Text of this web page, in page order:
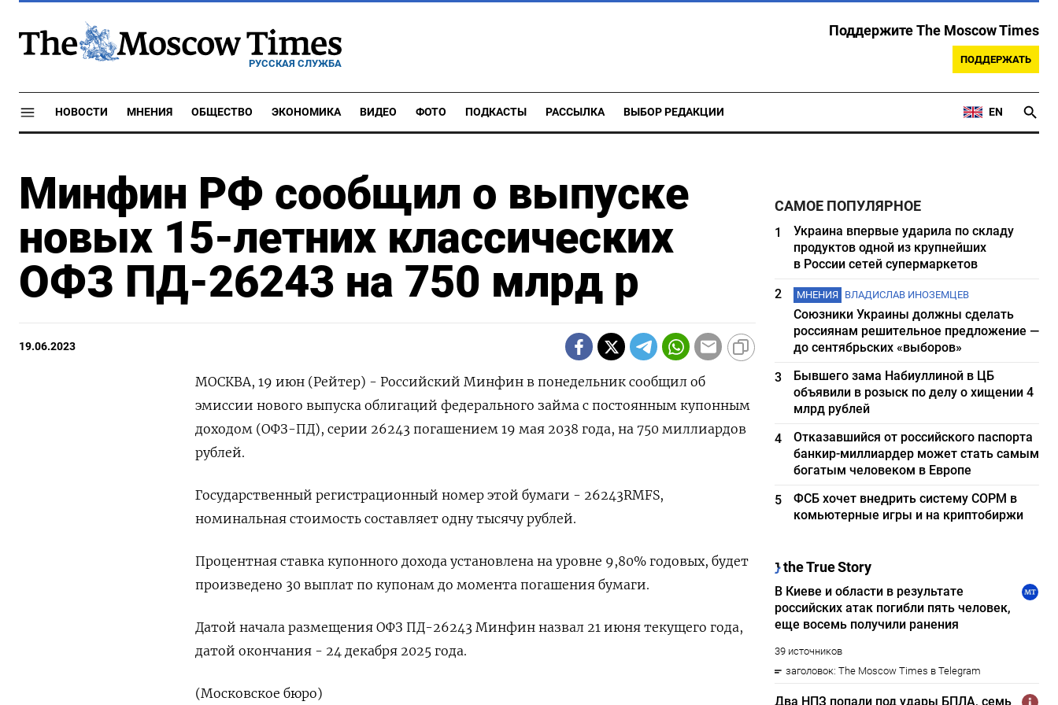
РУССКАЯ СЛУЖБА
Поддержите The Moscow Times
ПОДДЕРЖАТЬ
НОВОСТИ МНЕНИЯ ОБЩЕСТВО ЭКОНОМИКА ВИДЕО ФОТО ПОДКАСТЫ РАССЫЛКА ВЫБОР РЕДАКЦИИ EN
Минфин РФ сообщил о выпуске
новых 15-летних классических
ОФЗ ПД-26243 на 750 млрд р
19.06.2023
МОСКВА, 19 июн (Рейтер) - Российский Минфин в понедельник сообщил об
эмиссии нового выпуска облигаций федерального займа с постоянным купонным
доходом (ОФЗ-ПД), серии 26243 погашением 19 мая 2038 года, на 750 миллиардов
рублей.
Государственный регистрационный номер этой бумаги - 26243RMFS,
номинальная стоимость составляет одну тысячу рублей.
Процентная ставка купонного дохода установлена на уровне 9,80% годовых, будет
произведено 30 выплат по купонам до момента погашения бумаги.
Датой начала размещения ОФЗ ПД-26243 Минфин назвал 21 июня текущего года,
датой окончания - 24 декабря 2025 года.
(Московское бюро)
САМОЕ ПОПУЛЯРНОЕ
1
Украина впервые ударила по складу
продуктов одной из крупнейших
в России сетей супермаркетов
2
МНЕНИЯ ВЛАДИСЛАВ ИНОЗЕМЦЕВ
Союзники Украины должны сделать
россиянам решительное предложение —
до сентябрьских «выборов»
3
Бывшего зама Набиуллиной в ЦБ
объявили в розыск по делу о хищении 4
млрд рублей
4
Отказавшийся от российского паспорта
банкир-миллиардер может стать самым
богатым человеком в Европе
5
ФСБ хочет внедрить систему СОРМ в
комьютерные игры и на криптобиржи